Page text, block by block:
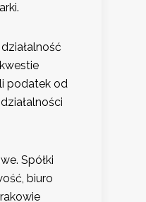
podatek od
Spółki
biuro